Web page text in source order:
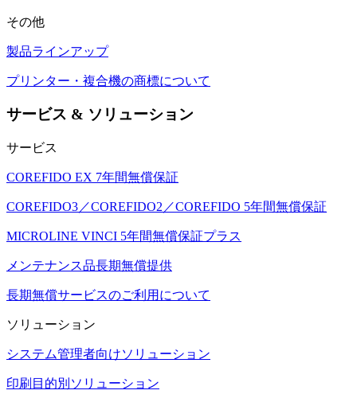
その他
製品ラインアップ
プリンター・複合機の商標について
サービス & ソリューション
サービス
COREFIDO EX 7年間無償保証
COREFIDO3／COREFIDO2／COREFIDO 5年間無償保証
MICROLINE VINCI 5年間無償保証プラス
メンテナンス品長期無償提供
長期無償サービスのご利用について
ソリューション
システム管理者向けソリューション
印刷目的別ソリューション